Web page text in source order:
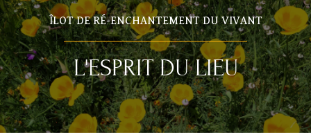
LE LIEU
L’ESPRIT DU LIEU
ORGANISER
SE RESSOURCER
ÉVÉNEMENTS
CONTACT
ÎLOT DE RÉ-ENCHANTEMENT DU VIVANT
L'ESPRIT DU LIEU